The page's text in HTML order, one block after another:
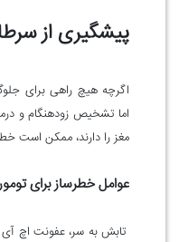
پیشگیری از
اگرچه هیچ راهی برای
اما تشخیص زودهنگام و
مغز را دارند، ممکن است
عوامل خطرساز برای
تابش به سر، عفونت اچ